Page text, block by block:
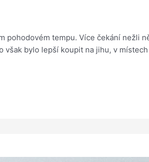
tempu. Více čekání nežli
však bylo lepší koupit na jihu, v